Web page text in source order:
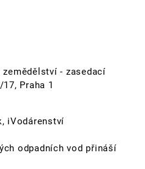
- zasedací
Praha 1
iVodárenství
odpadních vod přináší